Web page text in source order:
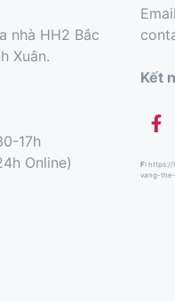
nhà HH2 Bắc
Xuân.
17h
Online)
Kết
F: https://
vang-